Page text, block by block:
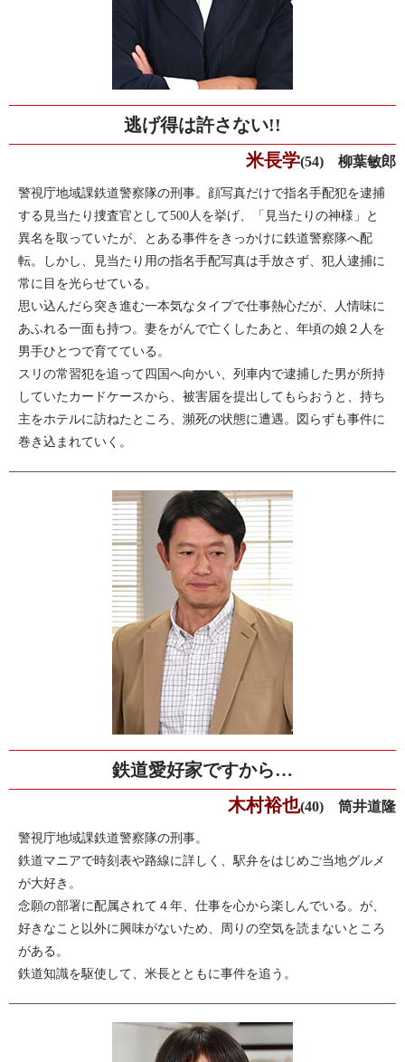
逃げ得は許さない!!
米長学(54) 柳葉敏郎
警視庁地域課鉄道警察隊の刑事。顔写真だけで指名手配犯を逮捕
する見当たり捜査官として500人を挙げ、「見当たりの神様」と
異名を取っていたが、とある事件をきっかけに鉄道警察隊へ配
転。しかし、見当たり用の指名手配写真は手放さず、犯人逮捕に
常に目を光らせている。
思い込んだら突き進む一本気なタイプで仕事熱心だが、人情味に
あふれる一面も持つ。妻をがんで亡くしたあと、年頃の娘２人を
男手ひとつで育てている。
スリの常習犯を追って四国へ向かい、列車内で逮捕した男が所持
していたカードケースから、被害届を提出してもらおうと、持ち
主をホテルに訪ねたところ、瀕死の状態に遭遇。図らずも事件に
巻き込まれていく。
鉄道愛好家ですから…
木村裕也(40) 筒井道隆
警視庁地域課鉄道警察隊の刑事。
鉄道マニアで時刻表や路線に詳しく、駅弁をはじめご当地グルメ
が大好き。
念願の部署に配属されて４年、仕事を心から楽しんでいる。が、
好きなこと以外に興味がないため、周りの空気を読まないところ
がある。
鉄道知識を駆使して、米長とともに事件を追う。